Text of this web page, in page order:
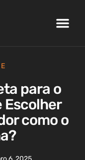
para o
Escolher
como o